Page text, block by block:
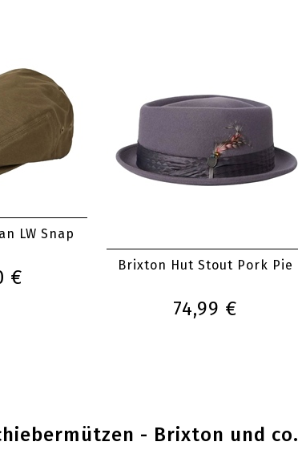
LW Snap
€
Brixton Hut Stout Pork Pie
74,99 €
- Brixton und co.